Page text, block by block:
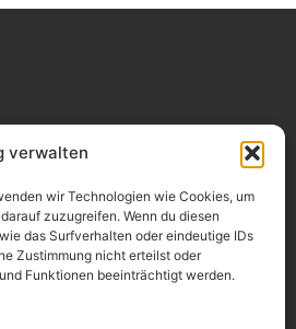
verwalten
wir Technologien wie Cookies, um
zuzugreifen. Wenn du diesen
das Surfverhalten oder eindeutige IDs
Zustimmung nicht erteilst oder
Funktionen beeinträchtigt werden.
Impressum
Datenschutz
Barrierefreiheit
AGB